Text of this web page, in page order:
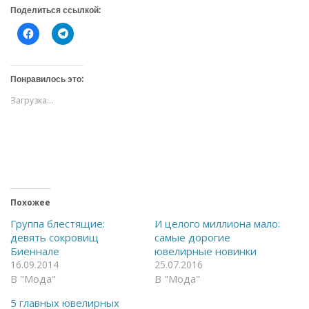
Поделиться ссылкой:
Н
а
и
т
е
ч
т
ь
а
F
a
c
e
b
o
(
Н
а
и
т
е
с
я
в
a
Понравилось это:
Загрузка...
Похожее
Группа блестящие:
девять сокровищ
Биеннале
16.09.2014
В "Мода"
И целого миллиона мало:
самые дорогие
ювелирные новинки
25.07.2016
В "Мода"
5 главных ювелирных